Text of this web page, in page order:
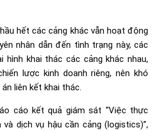
hết các cảng khác vẫn hoạt động
nhân dẫn đến tình trạng này, các
hình khai thác các cảng khác nhau,
lược kinh doanh riêng, nên khó
liên kết khai thác.
cáo kết quả giám sát “Việc thực
dịch vụ hậu cần cảng (logistics)”,